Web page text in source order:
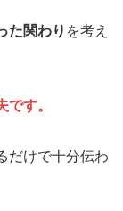
た関わり を考え
です。
だけで十分伝わ